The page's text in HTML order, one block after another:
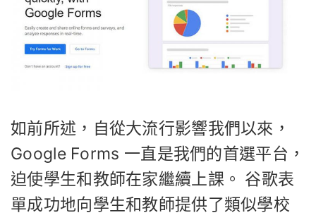
如前所述，自從大流行影響我們以來，
Google Forms 一直是我們的首選平台，
迫使學生和教師在家繼續上課。 谷歌表
單成功地向學生和教師提供了類似學校